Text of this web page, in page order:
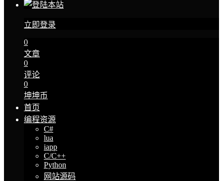
立即登录
0
文章
0
评论
0
坤坤币
首页
编程资源
C#
lua
iapp
C/C++
Python
网站源码